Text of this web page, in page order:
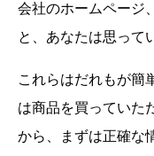
会社のホームページ
と、あなたは思って
これらはだれもが簡
は商品を買っていた
から、まずは正確な